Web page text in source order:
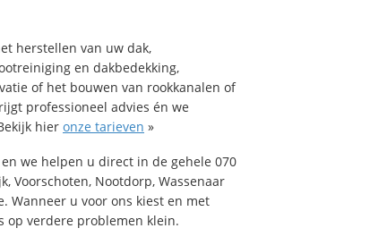
herstellen van uw dak,
en dakbedekking,
of het bouwen van rookkanalen of
professioneel advies én we
hier onze tarieven »
en we helpen u direct in de gehele 070
Voorschoten, Nootdorp, Wassenaar
Wanneer u voor ons kiest en met
op verdere problemen klein.